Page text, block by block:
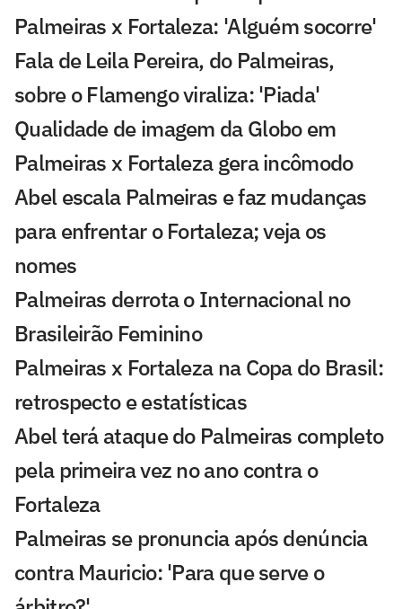
Palmeiras x Fortaleza: 'Alguém socorre'
Fala de Leila Pereira, do Palmeiras,
sobre o Flamengo viraliza: 'Piada'
Qualidade de imagem da Globo em
Palmeiras x Fortaleza gera incômodo
Abel escala Palmeiras e faz mudanças
para enfrentar o Fortaleza; veja os
nomes
Palmeiras derrota o Internacional no
Brasileirão Feminino
Palmeiras x Fortaleza na Copa do Brasil:
retrospecto e estatísticas
Abel terá ataque do Palmeiras completo
pela primeira vez no ano contra o
Fortaleza
Palmeiras se pronuncia após denúncia
contra Mauricio: 'Para que serve o